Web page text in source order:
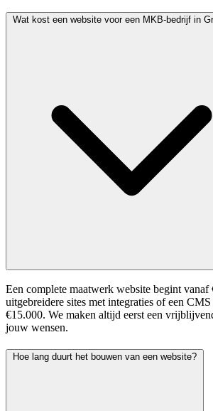
Wat kost een website voor een MKB-
Een complete maatwerk website begint vanaf
uitgebreidere sites met integraties of een
€15.000. We maken altijd eerst een
jouw wensen.
Hoe lang duurt het bouwen van een website?